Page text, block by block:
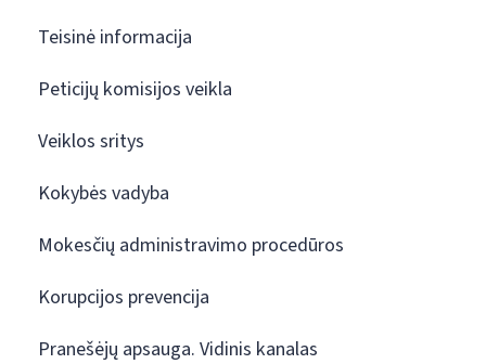
Teisinė informacija
Peticijų komisijos veikla
Veiklos sritys
Kokybės vadyba
Mokesčių administravimo procedūros
Korupcijos prevencija
Pranešėjų apsauga. Vidinis kanalas